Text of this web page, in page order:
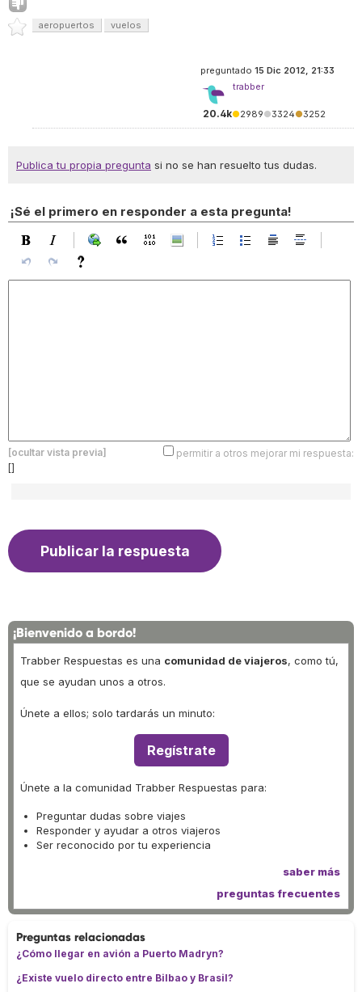
aeropuertos vuelos
preguntado 15 Dic 2012, 21:33
trabber
20.4k●2989●3324●3252
Publica tu propia pregunta si no se han resuelto tus dudas.
¡Sé el primero en responder a esta pregunta!
[ocultar vista previa]
permitir a otros mejorar mi respuesta:
[]
¡Bienvenido a bordo!
Trabber Respuestas es una comunidad de viajeros, como tú,
que se ayudan unos a otros.
Únete a ellos; solo tardarás un minuto:
Regístrate
Únete a la comunidad Trabber Respuestas para:
Preguntar dudas sobre viajes
Responder y ayudar a otros viajeros
Ser reconocido por tu experiencia
saber más
preguntas frecuentes
Preguntas relacionadas
¿Cómo llegar en avión a Puerto Madryn?
¿Existe vuelo directo entre Bilbao y Brasil?